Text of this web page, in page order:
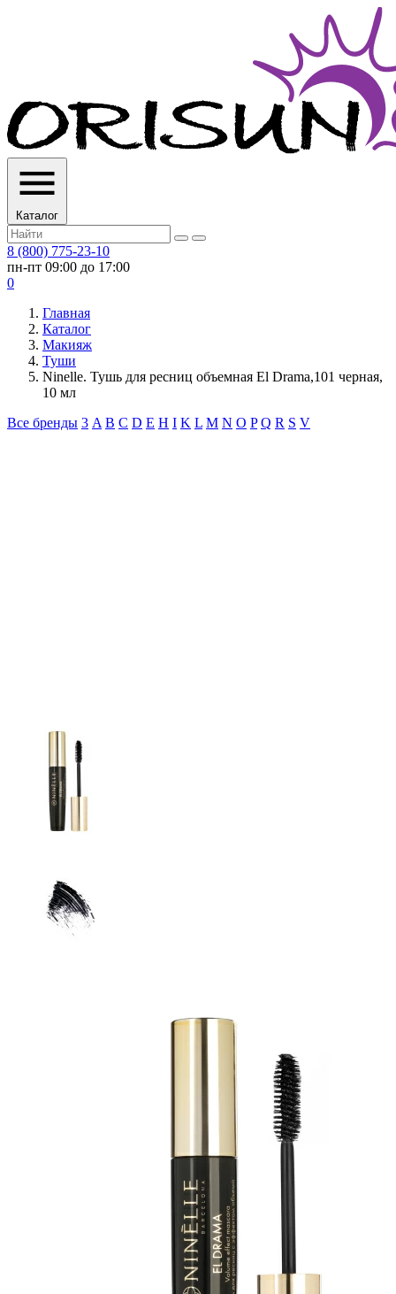
Каталог
8 (800) 775-23-10
пн-пт 09:00 до 17:00
0
Главная
Каталог
Макияж
Туши
Ninelle. Тушь для ресниц объемная El Drama,101 черная,
10 мл
Все бренды 3 A B C D E H I K L M N O P Q R S V